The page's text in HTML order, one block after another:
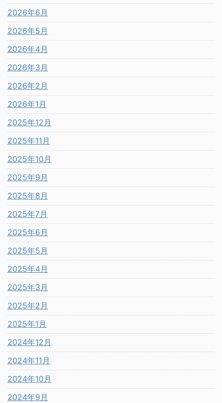
2026年6月
2026年5月
2026年4月
2026年3月
2026年2月
2026年1月
2025年12月
2025年11月
2025年10月
2025年9月
2025年8月
2025年7月
2025年6月
2025年5月
2025年4月
2025年3月
2025年2月
2025年1月
2024年12月
2024年11月
2024年10月
2024年9月